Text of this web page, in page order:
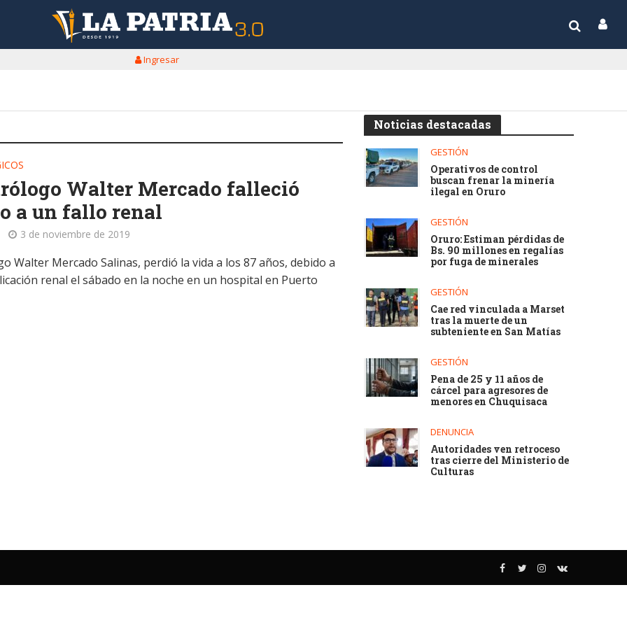
Ingresar
Walter Mercado falleció
a un fallo renal
3 de noviembre de 2019
Walter Mercado Salinas, perdió la vida a los 87 años, debido a
renal el sábado en la noche en un hospital en Puerto
Noticias destacadas
GESTIÓN
Operativos de control
buscan frenar la minería
ilegal en Oruro
GESTIÓN
Oruro: Estiman pérdidas de
Bs. 90 millones en regalías
por fuga de minerales
GESTIÓN
Cae red vinculada a Marset
tras la muerte de un
subteniente en San Matías
GESTIÓN
Pena de 25 y 11 años de
cárcel para agresores de
menores en Chuquisaca
DENUNCIA
Autoridades ven retroceso
tras cierre del Ministerio de
Culturas